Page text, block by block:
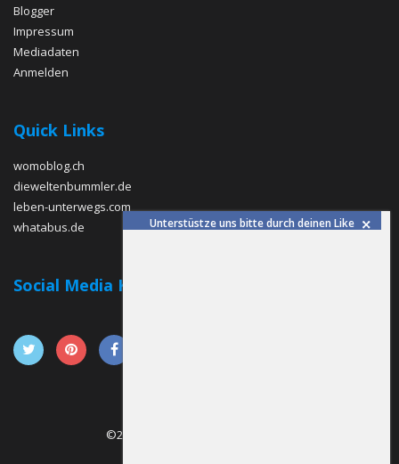
Unterstüstze uns bitte durch deinen Like
Blogger
Impressum
Mediadaten
Anmelden
Quick Links
womoblog.ch
dieweltenbummler.de
leben-unterwegs.com
whatabus.de
Social Media Kanäle
©2016 Camping- und Reiseblogger